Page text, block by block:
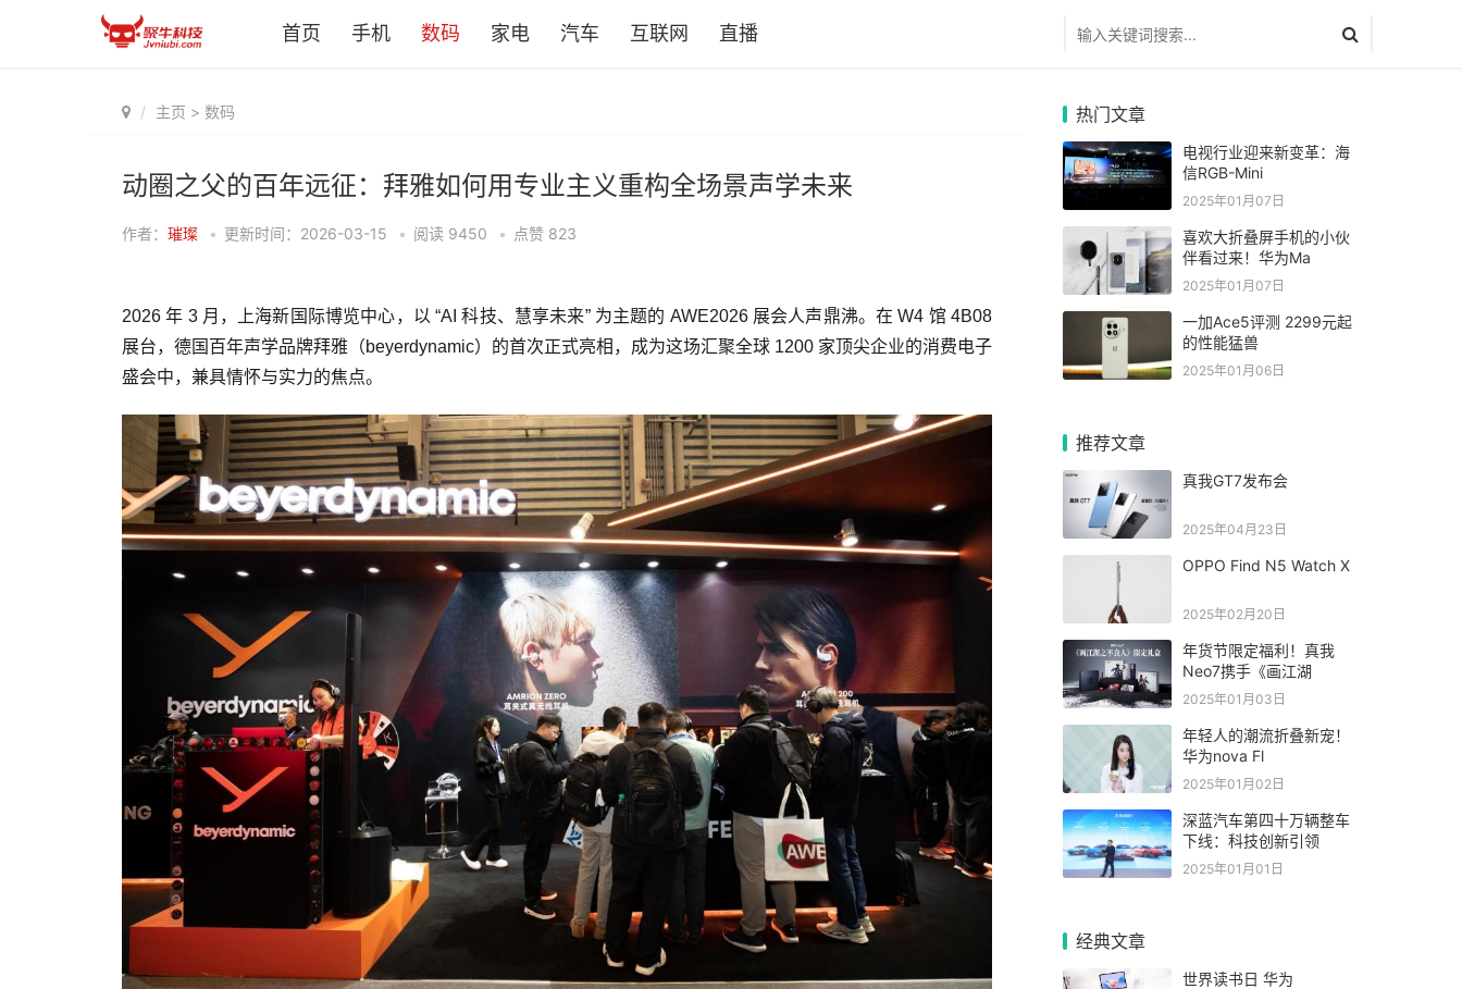
首页 手机 数码 家电 汽车 互联网 直播
主页 > 数码
动圈之父的百年远征：拜雅如何用专业主义重构全场景声学未来
作者： 璀璨 • 更新时间：2026-03-15 • 阅读 9450 • 点赞 823
2026 年 3 月，上海新国际博览中心，以 “AI 科技、慧享未来” 为主题的 AWE2026 展会人声鼎沸。在 W4 馆 4B08
展台，德国百年声学品牌拜雅（beyerdynamic）的首次正式亮相，成为这场汇聚全球 1200 家顶尖企业的消费电子
盛会中，兼具情怀与实力的焦点。
热门文章
电视行业迎来新变革：海
信RGB-Mini
2025年01月07日
喜欢大折叠屏手机的小伙
伴看过来！华为Ma
2025年01月07日
一加Ace5评测 2299元起
的性能猛兽
2025年01月06日
推荐文章
真我GT7发布会
2025年04月23日
OPPO Find N5 Watch X
2025年02月20日
年货节限定福利！真我
Neo7携手《画江湖
2025年01月03日
年轻人的潮流折叠新宠！
华为nova Fl
2025年01月02日
深蓝汽车第四十万辆整车
下线：科技创新引领
2025年01月01日
经典文章
世界读书日 华为